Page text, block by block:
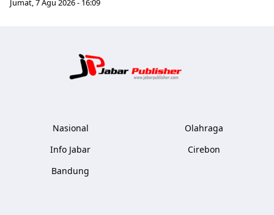
Jumat, 7 Agu 2026 - 16:09
Nasional
Info Jabar
Bandung
Olahraga
Cirebon